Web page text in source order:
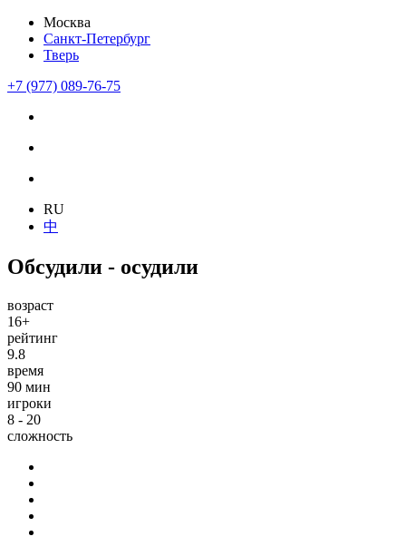
Москва
Санкт-Петербург
Тверь
+7 (977) 089-76-75
RU
中
Обсудили - осудили
возраст
16+
рейтинг
9.8
время
90 мин
игроки
8 - 20
сложность